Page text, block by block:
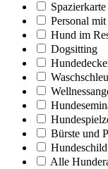
Personal
Hund im
Dogsitting
Bürste und
Alle